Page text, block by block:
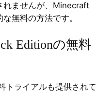
れませんが、Minecraft
無料の方法です。
Editionの無料
ライアルも提供されて